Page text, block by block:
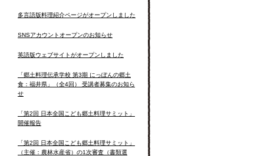
多言語版料理紹介ページがオープンしました
SNSアカウントオープンのお知らせ
英語版ウェブサイトがオープンしました
「郷土料理伝承学校 第3期 にっぽんの郷土
食：福井県」（全4回） 受講者募集のお知ら
せ
「第2回 日本全国こども郷土料理サミット」
開催報告
「第2回 日本全国こども郷土料理サミット」
（主催：農林水産省）の1次審査（書類選